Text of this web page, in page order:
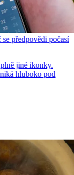
předpovědi počasí
jiné ikonky.
hluboko pod